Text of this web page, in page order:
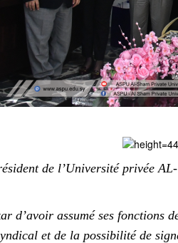
de l’Université privée
d’avoir assumé ses fonctions
et de la possibilité de